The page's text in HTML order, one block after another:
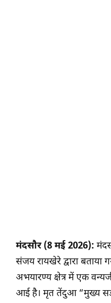
मंदसौर (8 मई 2026):
संजय रायखेरे द्वारा बताया
अभयारण्य क्षेत्र में एक
आई है। मृत तेंदुआ “मुख्य